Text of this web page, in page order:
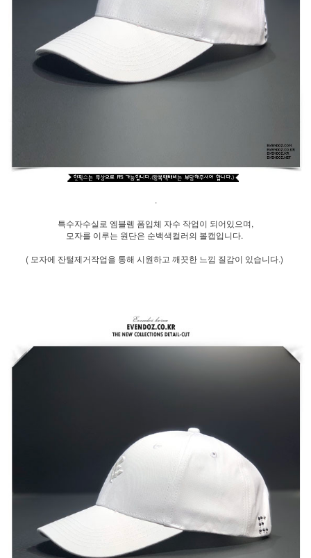
.
특수자수실로 엠블렘 폼입체 자수 작업이 되어있으며,
모자를 이루는 원단은 순백색컬러의 볼캡입니다.
( 모자에 잔털제거작업을 통해 시원하고 깨끗한 느낌 질감이 있습니다.)